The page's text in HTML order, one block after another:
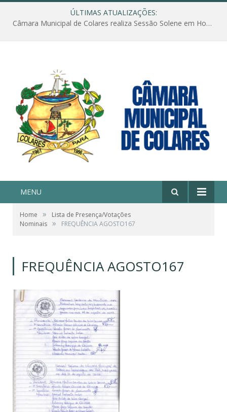
ÚLTIMAS ATUALIZAÇÕES:
Câmara Municipal de Colares realiza Sessão Solene em Homenagem ao Dia das Mães
MENU
Home »
Lista de Presença/Votações
Nominais » FREQUÊNCIA AGOSTO167
FREQUÊNCIA AGOSTO167